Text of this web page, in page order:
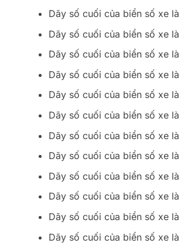
Dãy số cuối của biển số xe là
Dãy số cuối của biển số xe là
Dãy số cuối của biển số xe là
Dãy số cuối của biển số xe là
Dãy số cuối của biển số xe là
Dãy số cuối của biển số xe là
Dãy số cuối của biển số xe là
Dãy số cuối của biển số xe là
Dãy số cuối của biển số xe là
Dãy số cuối của biển số xe là
Dãy số cuối của biển số xe là
Dãy số cuối của biển số xe là